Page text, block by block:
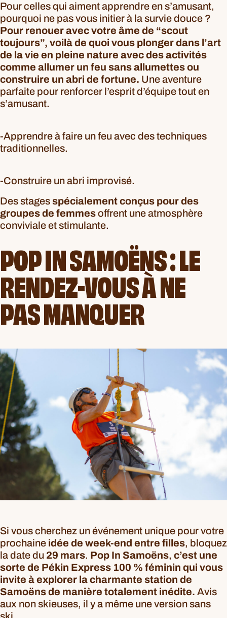
Pour celles qui aiment apprendre en s’amusant,
pourquoi ne pas vous initier à la survie douce ?
Pour renouer avec votre âme de “scout
toujours”, voilà de quoi vous plonger dans l’art
de la vie en pleine nature avec des activités
comme allumer un feu sans allumettes ou
construire un abri de fortune. Une aventure
parfaite pour renforcer l’esprit d’équipe tout en
s’amusant.
-Apprendre à faire un feu avec des techniques
traditionnelles.
-Construire un abri improvisé.
Des stagesspécialement conçus pour des
groupes de femmesoffrent une atmosphère
conviviale et stimulante.
POP IN SAMOËNS : LE
RENDEZ-VOUS À NE
PAS MANQUER
Si vous cherchez un événement unique pour votre
prochaine idée de week-end entre filles, bloquez
la date du 29 mars. Pop In Samoëns, c’est une
sorte de Pékin Express 100 % féminin qui vous
invite à explorer la charmante station de
Samoëns de manière totalement inédite. Avis
aux non skieuses, il y a même une version sans